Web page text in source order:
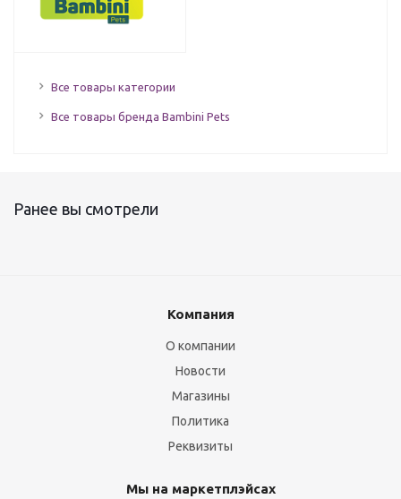
Все товары категории
Все товары бренда Bambini Pets
Ранее вы смотрели
Компания
О компании
Новости
Магазины
Политика
Реквизиты
Мы на маркетплэйсах